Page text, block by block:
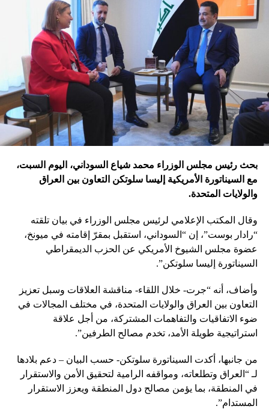
بحث رئيس مجلس الوزراء محمد شياع السوداني، اليوم السبت،
مع السيناتورة الأمريكية إليسا سلوتكن التعاون بين العراق
والولايات المتحدة.
وقال المكتب الإعلامي لرئيس مجلس الوزراء في بيان تلقته
“رادار بوست”، إن “السوداني، استقبل بمقرّ إقامته في ميونخ،
عضوة مجلس الشيوخ الأمريكي عن الحزب الديمقراطي
السيناتورة إليسا سلوتكن”.
وأضاف، أنه “جرت- خلال اللقاء- مناقشة العلاقات وسبل تعزيز
التعاون بين العراق والولايات المتحدة، في مختلف المجالات في
ضوء الاتفاقيات والتفاهمات المشتركة، من أجل علاقة
استراتيجية طويلة الأمد، تخدم مصالح الطرفين”.
من جانبها، أكدت السيناتورة سلوتكن- حسب البيان – دعم بلادها
لـ “العراق وتطلعاته، ومواقفه الرامية لتحقيق الأمن والاستقرار
في المنطقة، بما يؤمن مصالح دول المنطقة ويعزز الاستقرار
المستدام”.